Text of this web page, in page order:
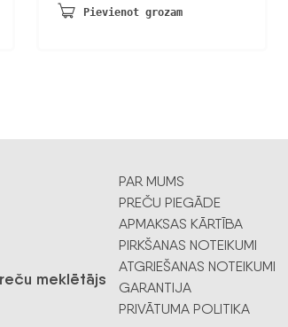
Pievienot grozam
PAR MUMS
PREČU PIEGĀDE
APMAKSAS KĀRTĪBA
PIRKŠANAS NOTEIKUMI
ATGRIEŠANAS NOTEIKUMI
GARANTIJA
PRIVĀTUMA POLITIKA